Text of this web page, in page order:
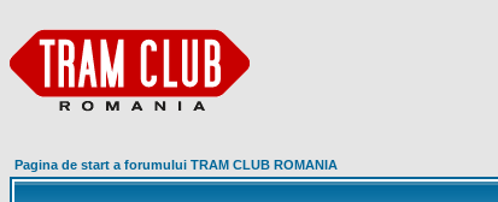
Pagina de start a forumului TRAM CLUB ROMANIA